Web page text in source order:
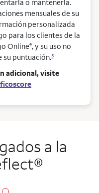
o mantenerla.
mensuales de su
personalizada
para los clientes de la
Online®, y su uso no
puntuación.5
adicional, visite
a la
®